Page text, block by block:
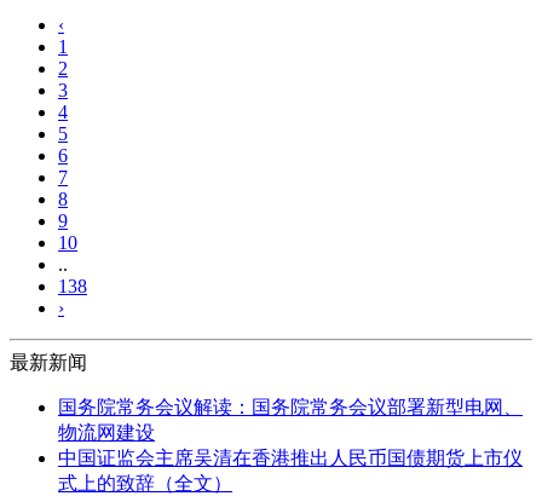
‹
1
2
3
4
5
6
7
8
9
10
..
138
›
最新新闻
国务院常务会议解读：国务院常务会议部署新型电网、
物流网建设
中国证监会主席吴清在香港推出人民币国债期货上市仪
式上的致辞（全文）